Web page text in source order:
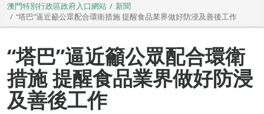
澳門特別行政區政府入口網站
新聞
“塔巴”逼近籲公眾配合環衛措施 提醒食品業界做好防浸及善後工作
“塔巴”逼近籲公眾配合環衛
措施 提醒食品業界做好防浸
及善後工作